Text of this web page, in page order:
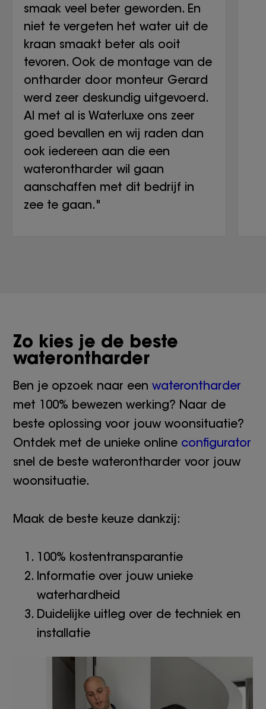
smaak veel beter geworden. En
niet te vergeten het water uit de
kraan smaakt beter als ooit
tevoren. Ook de montage van de
ontharder door monteur Gerard
werd zeer deskundig uitgevoerd.
Al met al is Waterluxe ons zeer
goed bevallen en wij raden dan
ook iedereen aan die een
waterontharder wil gaan
aanschaffen met dit bedrijf in
zee te gaan."
Zo kies je de beste
waterontharder
Ben je opzoek naar eenwaterontharder
met 100% bewezen werking? Naar de
beste oplossing voor jouw woonsituatie?
Ontdek met de unieke online configurator
snel de beste waterontharder voor jouw
woonsituatie.
Maak de beste keuze dankzij:
100% kostentransparantie
Informatie over jouw unieke
waterhardheid
Duidelijke uitleg over de techniek en
installatie